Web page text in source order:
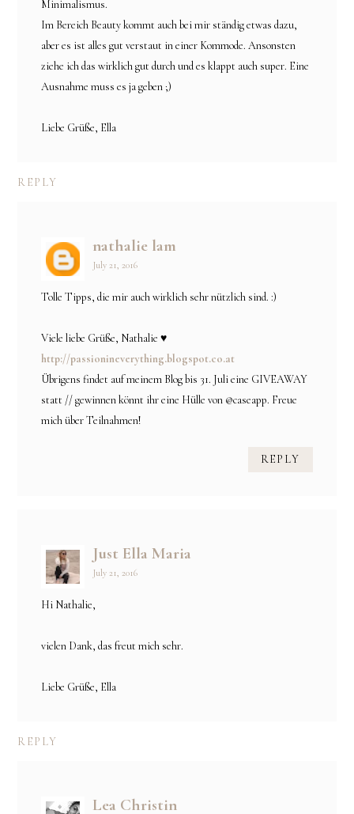
Minimalismus.
Im Bereich Beauty kommt auch bei mir ständig etwas dazu,
aber es ist alles gut verstaut in einer Kommode. Ansonsten
ziehe ich das wirklich gut durch und es klappt auch super. Eine
Ausnahme muss es ja geben ;)
Liebe Grüße, Ella
REPLY
nathalie lam
July 21, 2016
Tolle Tipps, die mir auch wirklich sehr nützlich sind. :)
Viele liebe Grüße, Nathalie ♥
http://passionineverything.blogspot.co.at
Übrigens findet auf meinem Blog bis 31. Juli eine GIVEAWAY
statt // gewinnen könnt ihr eine Hülle von @caseapp. Freue
mich über Teilnahmen!
REPLY
Just Ella Maria
July 21, 2016
Hi Nathalie,
vielen Dank, das freut mich sehr.
Liebe Grüße, Ella
REPLY
Lea Christin